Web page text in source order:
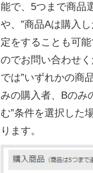
能で、5つまで商品
や、”商品Aは購入
定をすることも可
のでお問い合わせ
では”いずれかの商
みの購入者、Bのみ
む”条件を選択した
ります。